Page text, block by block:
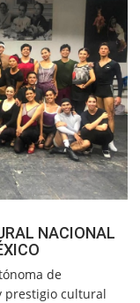
NACIONAL
de
prestigio cultural